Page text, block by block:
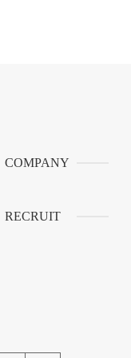
COMPANY
RECRUIT